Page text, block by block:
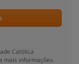
Católica
mais informações.